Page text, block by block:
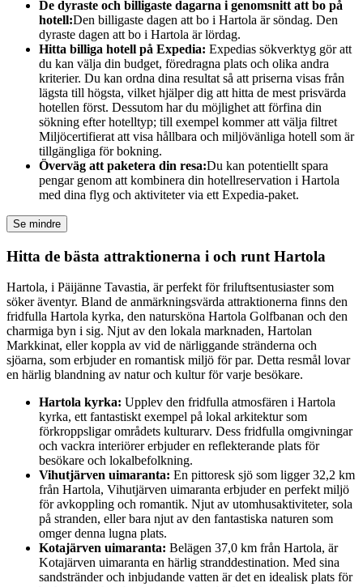
De dyraste och billigaste dagarna i genomsnitt att bo på
hotell:Den billigaste dagen att bo i Hartola är söndag. Den
dyraste dagen att bo i Hartola är lördag.
Hitta billiga hotell på Expedia: Expedias sökverktyg gör att
du kan välja din budget, föredragna plats och olika andra
kriterier. Du kan ordna dina resultat så att priserna visas från
lägsta till högsta, vilket hjälper dig att hitta de mest prisvärda
hotellen först. Dessutom har du möjlighet att förfina din
sökning efter hotelltyp; till exempel kommer att välja filtret
Miljöcertifierat att visa hållbara och miljövänliga hotell som är
tillgängliga för bokning.
Överväg att paketera din resa:Du kan potentiellt spara
pengar genom att kombinera din hotellreservation i Hartola
med dina flyg och aktiviteter via ett Expedia-paket.
Se mindre
Hitta de bästa attraktionerna i och runt Hartola
Hartola, i Päijänne Tavastia, är perfekt för friluftsentusiaster som
söker äventyr. Bland de anmärkningsvärda attraktionerna finns den
fridfulla Hartola kyrka, den natursköna Hartola Golfbanan och den
charmiga byn i sig. Njut av den lokala marknaden, Hartolan
Markkinat, eller koppla av vid de närliggande stränderna och
sjöarna, som erbjuder en romantisk miljö för par. Detta resmål lovar
en härlig blandning av natur och kultur för varje besökare.
Hartola kyrka: Upplev den fridfulla atmosfären i Hartola
kyrka, ett fantastiskt exempel på lokal arkitektur som
förkroppsligar områdets kulturarv. Dess fridfulla omgivningar
och vackra interiörer erbjuder en reflekterande plats för
besökare och lokalbefolkning.
Vihutjärven uimaranta: En pittoresk sjö som ligger 32,2 km
från Hartola, Vihutjärven uimaranta erbjuder en perfekt miljö
för avkoppling och romantik. Njut av utomhusaktiviteter, sola
på stranden, eller bara njut av den fantastiska naturen som
omger denna lugna plats.
Kotajärven uimaranta: Belägen 37,0 km från Hartola, är
Kotajärven uimaranta en härlig stranddestination. Med sina
sandstränder och inbjudande vatten är det en idealisk plats för